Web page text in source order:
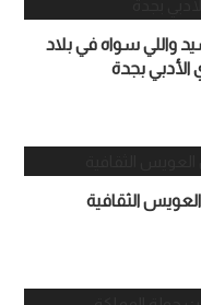
واللي سواه في بلاد
الأدبي بجدة
الثقافية